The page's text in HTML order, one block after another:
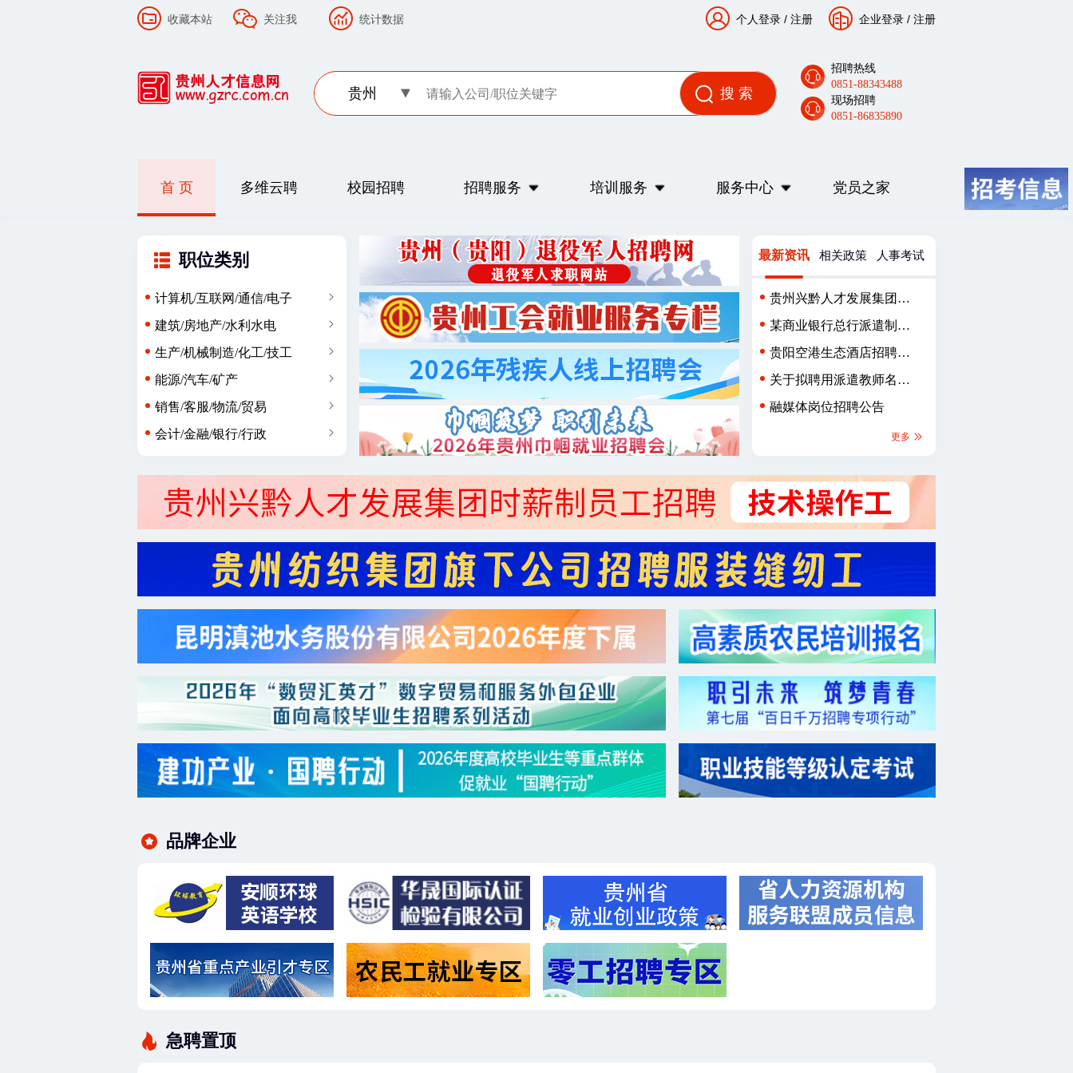
收藏本站 关注我 统计数据 企业登录 / 注册
个人登录 / 注册
贵州
招聘热线
0851-88343488
现场招聘
0851-86835890
首 页 多维云聘 校园招聘 招聘服务 培训服务 服务中心 党员之家
职位类别
计算机/互联网/通信/电子
建筑/房地产/水利水电
生产/机械制造/化工/技工
能源/汽车/矿产
销售/客服/物流/贸易
会计/金融/银行/行政
生物/制药/医疗/美容
编辑/策划/教育/培训
咨询/法律/科研/服务业
农/林/牧/园艺/其他类
最新资讯 相关政策 人事考试
贵州兴黔人才发展集团有
限公司派遣制员工招聘
某商业银行总行派遣制用
工人员招聘公告
贵阳空港生态酒店招聘简
章
关于拟聘用派遣教师名单
的公示
融媒体岗位招聘公告
更多
品牌企业
急聘置顶